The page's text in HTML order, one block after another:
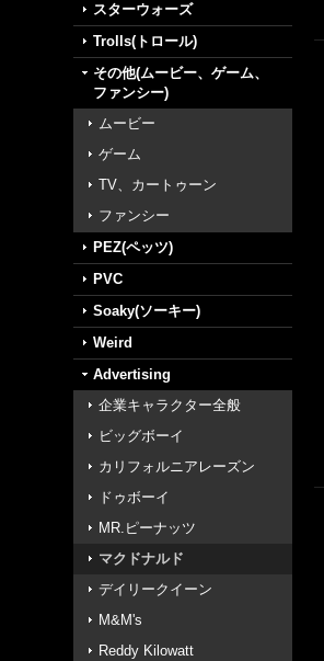
スターウォーズ
Trolls(トロール)
その他(ムービー、ゲーム、
ファンシー)
ムービー
ゲーム
TV、カートゥーン
ファンシー
PEZ(ペッツ)
PVC
Soaky(ソーキー)
Weird
Advertising
企業キャラクター全般
ビッグボーイ
カリフォルニアレーズン
ドゥボーイ
MR.ピーナッツ
マクドナルド
デイリークイーン
M&M's
Reddy Kilowatt